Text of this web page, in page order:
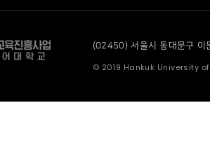
(02450) 서울시 동대문구
© 2019 Hankuk University